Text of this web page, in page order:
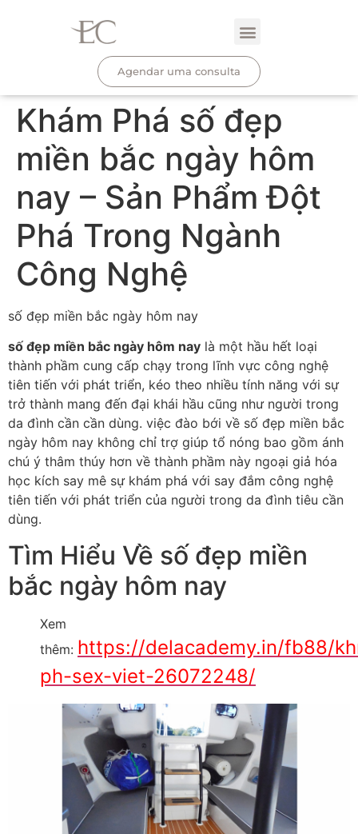
Agendar uma consulta
Khám Phá số đẹp
miền bắc ngày hôm
nay – Sản Phẩm Đột
Phá Trong Ngành
Công Nghệ
số đẹp miền bắc ngày hôm nay
số đẹp miền bắc ngày hôm nay là một hầu hết loại
thành phầm cung cấp chạy trong lĩnh vực công nghệ
tiên tiến với phát triển, kéo theo nhiều tính năng với sự
trở thành mang đến đại khái hầu cũng như người trong
da đình cần cần dùng. việc đào bới về số đẹp miền bắc
ngày hôm nay không chỉ trợ giúp tổ nóng bao gồm ánh
chú ý thâm thúy hơn về thành phầm này ngoại giả hóa
học kích say mê sự khám phá với say đắm công nghệ
tiên tiến với phát triển của người trong da đình tiêu cần
dùng.
Tìm Hiểu Về số đẹp miền
bắc ngày hôm nay
Xem
thêm: https://delacademy.in/fb88/
ph-sex-viet-26072248/